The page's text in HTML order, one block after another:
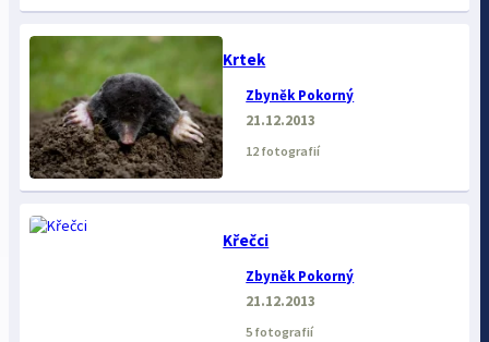
Krtek
Zbyněk Pokorný
21.12.2013
12 fotografií
Křečci
Zbyněk Pokorný
21.12.2013
5 fotografií